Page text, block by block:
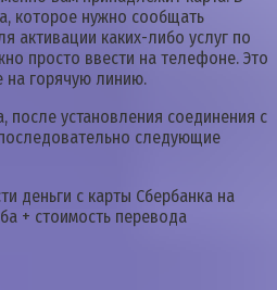
которое нужно сообщать
активации каких-либо услуг по
просто ввести на телефоне. Это
на горячую линию.
после установления соединения с
следующие
деньги с карты Сбербанка на
+ стоимость перевода